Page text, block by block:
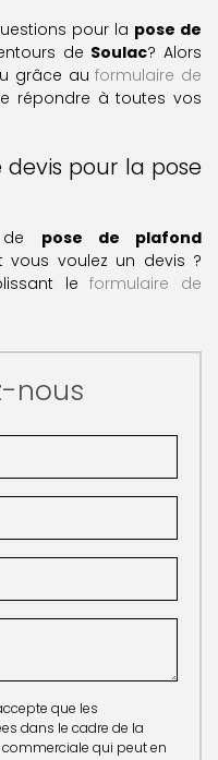
pour la pose de
de Soulac? Alors
grâce auformulaire de
répondre à toutes vos
pour la pose
de pose de plafond
vous voulez un devis ?
leformulaire de
nous
que les
dans le cadre de la
qui peut en